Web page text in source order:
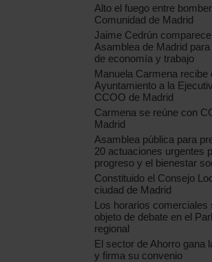
Alto el fuego entre
Comunidad de Madrid
Jaime Cedrún
Asamblea de Madrid
de economía y trabajo
Manuela Carmena recibe
Ayuntamiento a la
CCOO de Madrid
Carmena se reúne con
Madrid
Asamblea pública para
20 actuaciones urgentes
progreso y el bienestar
Constituido el Consejo
ciudad de Madrid
Los horarios comerciales
objeto de debate en el
regional
El sector de Ahorro gana
y firma su convenio